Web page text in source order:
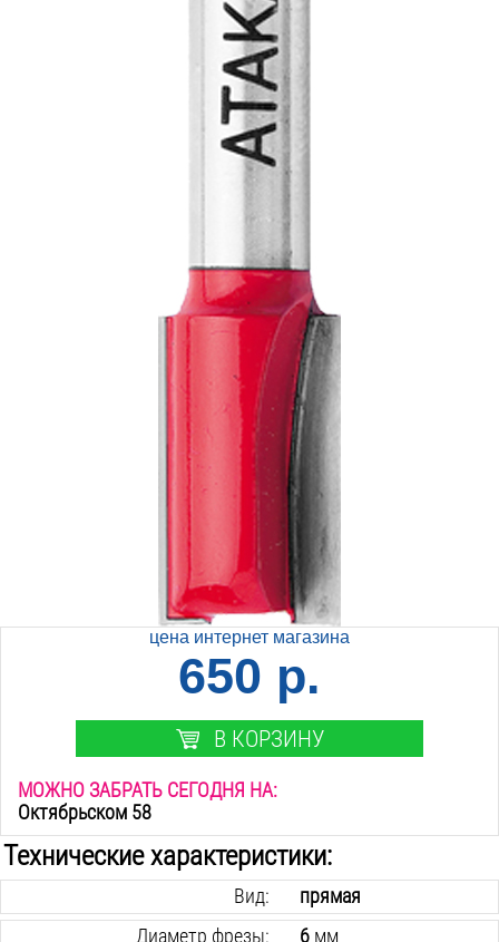
цена интернет магазина
650 р.
В КОРЗИНУ
МОЖНО ЗАБРАТЬ СЕГОДНЯ НА:
Октябрьском 58
Технические характеристики:
Вид:
прямая
Диаметр фрезы:
6мм